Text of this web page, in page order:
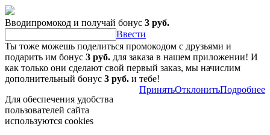
Вводипромокод и получай бонус 3 руб.
Ввести
Ты тоже можешь поделиться промокодом с друзьями и
подарить им бонус 3 руб. для заказа в нашем приложении! И
как только они сделают свой первый заказ, мы начислим
дополнительный бонус 3 руб. и тебе!
Для обеспечения удобства
пользователей сайта
используются cookies
ПринятьОтклонитьПодробнее